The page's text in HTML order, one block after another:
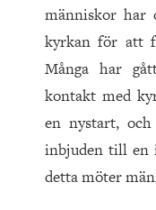
människor har
kyrkan för att
Många har
kontakt med
en nystart,
inbjuden till en
detta möter